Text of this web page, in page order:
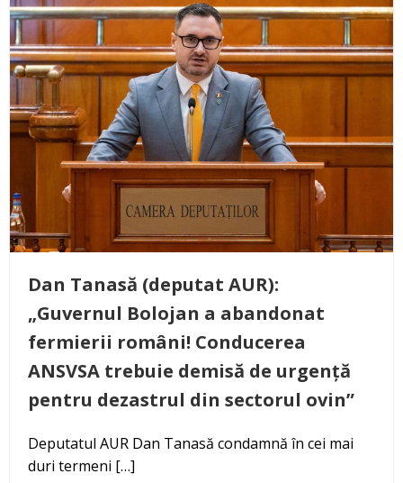
Dan Tanasă (deputat AUR):
„Guvernul Bolojan a abandonat
fermierii români! Conducerea
ANSVSA trebuie demisă de urgență
pentru dezastrul din sectorul ovin”
Deputatul AUR Dan Tanasă condamnă în cei mai
duri termeni […]